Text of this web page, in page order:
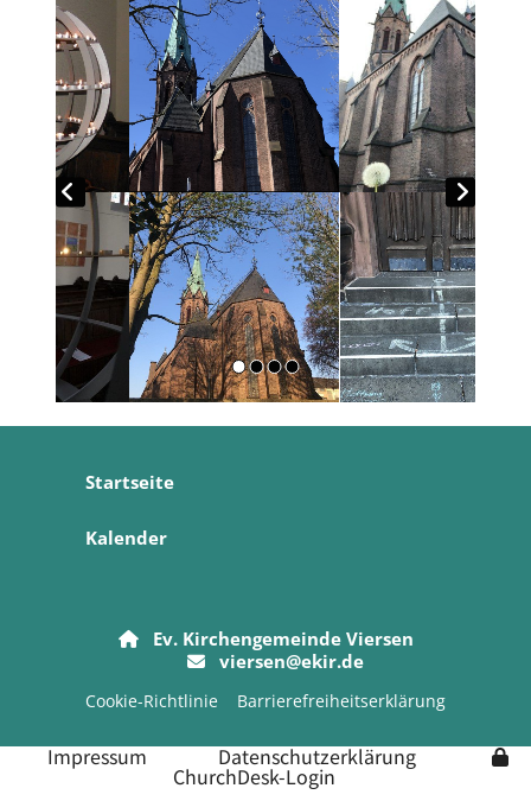
Startseite
Kalender
Ev. Kirchengemeinde Viersen
viersen@ekir.de
Cookie-Richtlinie Barrierefreiheitserklärung
Impressum Datenschutzerklärung
ChurchDesk-Login